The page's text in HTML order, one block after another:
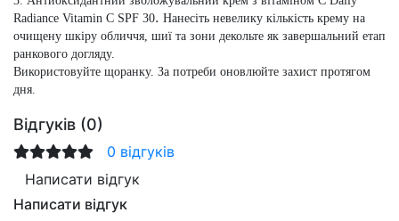
Radiance Vitamin C SPF 30. Нанесіть невелику кількість крему на
очищену шкіру обличчя, шиї та зони декольте як завершальний етап
ранкового догляду.
Використовуйте щоранку. За потреби оновлюйте захист протягом
дня.
Відгуків (0)
0 відгуків
Написати відгук
Написати відгук